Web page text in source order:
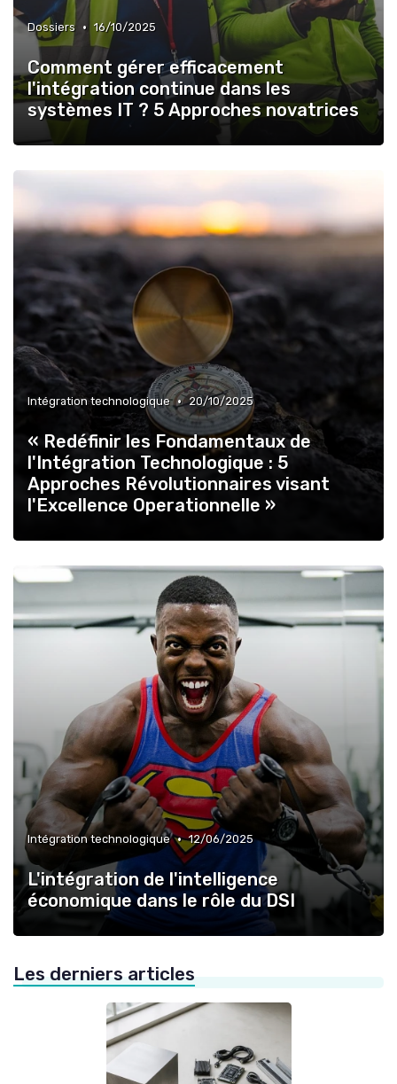
Dossiers • 16/10/2025
Comment gérer efficacement
l'intégration continue dans les
systèmes IT ? 5 Approches novatrices
Intégration technologique • 20/10/2025
« Redéfinir les Fondamentaux de
l'Intégration Technologique : 5
Approches Révolutionnaires visant
l'Excellence Operationnelle »
Intégration technologique • 12/06/2025
L'intégration de l'intelligence
économique dans le rôle du DSI
Les derniers articles